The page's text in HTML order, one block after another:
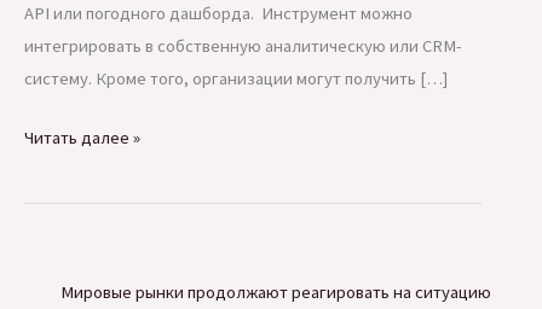
API или погодного дашборда. Инструмент можно
интегрировать в собственную аналитическую или CRM-
систему. Кроме того, организации могут получить […]
Нейросети
составят
Читать далее »
Мировые рынки продолжают реагировать на ситуацию